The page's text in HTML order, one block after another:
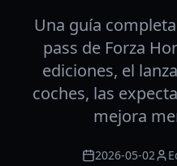
Una guía
pass de Forza
ediciones, el
coches, las
mejora
2026-05-02